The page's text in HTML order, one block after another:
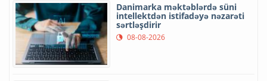
Danimarka məktəblərdə süni
intellektdən istifadəyə nəzarəti
sərtləşdirir
08-08-2026